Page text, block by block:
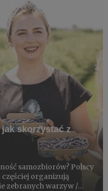
skorzystać z
samozbiorów? Polscy
organizują
zebranych warzyw /